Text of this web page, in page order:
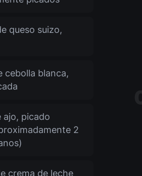
queso suizo,
cebolla blanca,
ajo, picado
2
crema de leche